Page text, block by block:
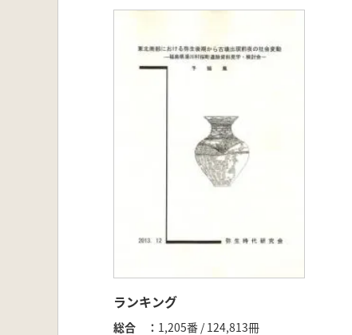
ランキング
総合
1,205番 / 124,813冊